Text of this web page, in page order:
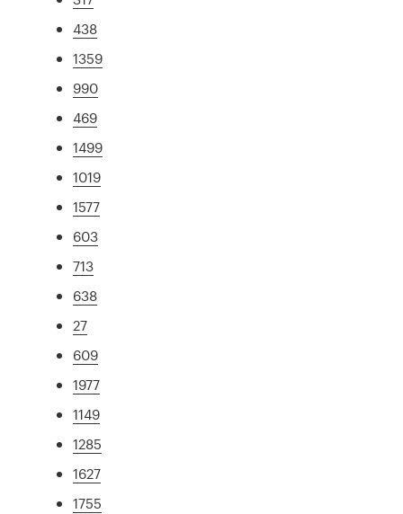
438
1359
990
469
1499
1019
1577
603
713
638
27
609
1977
1149
1285
1627
1755